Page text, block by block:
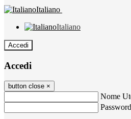
Italiano
Italiano
Accedi
Accedi
button close ×
Nome
Password